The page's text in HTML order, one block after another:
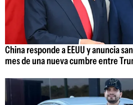
China responde a EEUU y anuncia
mes de una nueva cumbre entre